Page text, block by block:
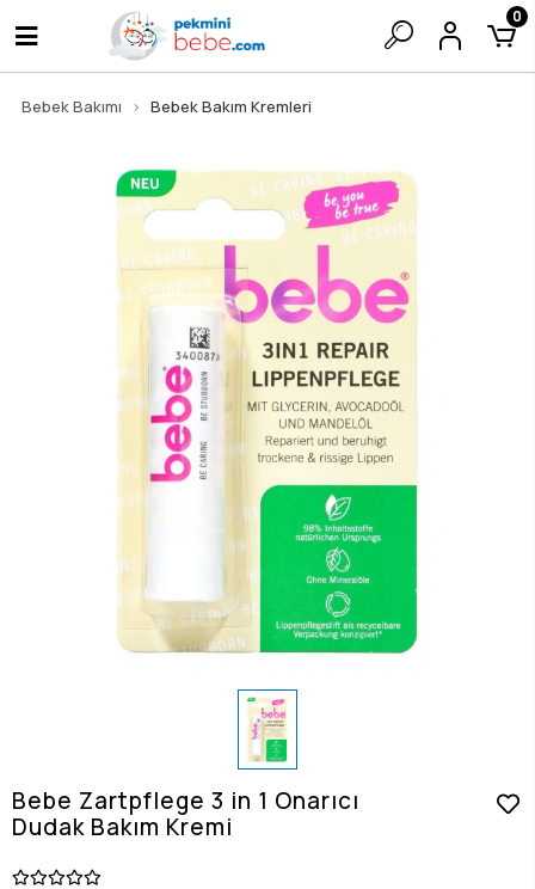
0
Bebek Bakımı Bebek Bakım Kremleri
Bebe Zartpflege 3 in 1 Onarıcı
Dudak Bakım Kremi